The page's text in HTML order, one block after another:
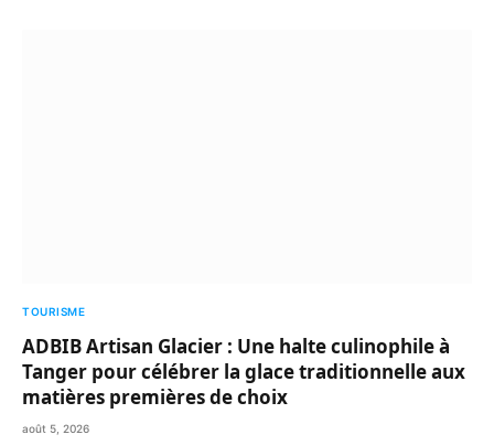
TOURISME
ADBIB Artisan Glacier : Une halte culinophile à
Tanger pour célébrer la glace traditionnelle aux
matières premières de choix
août 5, 2026